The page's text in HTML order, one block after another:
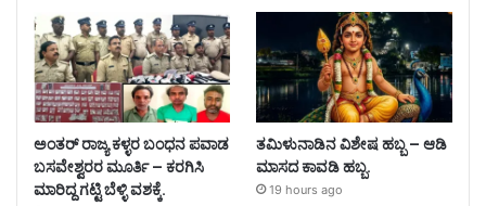
ಅಂತರ್ ರಾಜ್ಯ ಕಳ್ಳರ ಬಂಧನ ಪವಾಡ
ಬಸವೇಶ್ವರರ ಮೂರ್ತಿ – ಕರಗಿಸಿ
ಮಾರಿದ್ದ ಗಟ್ಟಿ ಬೆಳ್ಳಿ ವಶಕ್ಕೆ.
ತಮಿಳುನಾಡಿನ ವಿಶೇಷ ಹಬ್ಬ – ಆಡಿ
ಮಾಸದ ಕಾವಡಿ ಹಬ್ಬ.
19 hours ago